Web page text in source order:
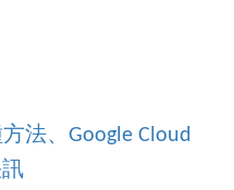
法、Google Cloud